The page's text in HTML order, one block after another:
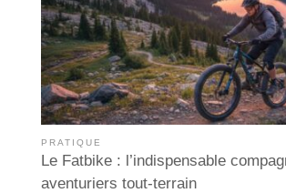
PRATIQUE
Le Fatbike : l’indispensable
aventuriers tout-terrain